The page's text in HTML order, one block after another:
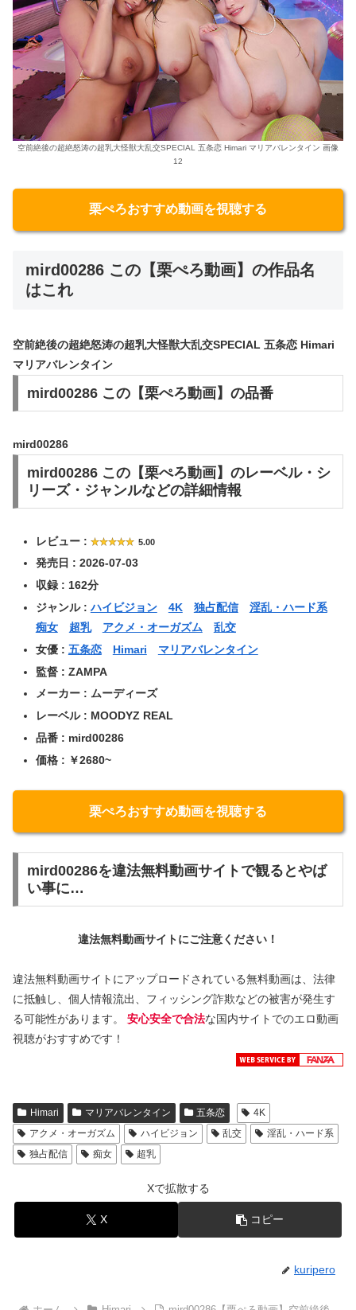
空前絶後の超絶怒涛の超乳大怪獣大乱交SPECIAL 五条恋 Himari マリアバレンタイン 画像
12
栗ぺろおすすめ動画を視聴する
mird00286 この【栗ぺろ動画】の作品名
はこれ
空前絶後の超絶怒涛の超乳大怪獣大乱交SPECIAL 五条恋 Himari
マリアバレンタイン
mird00286 この【栗ぺろ動画】の品番
mird00286
mird00286 この【栗ぺろ動画】のレーベル・シ
リーズ・ジャンルなどの詳細情報
レビュー : 5.00
発売日 : 2026-07-03
収録 : 162分
ジャンル :ハイビジョン 4K 独占配信
淫乱・ハード系
痴女
超乳 アクメ・オーガズム
乱交
女優 : 五条恋 Himari
マリアバレンタイン
監督 : ZAMPA
メーカー : ムーディーズ
レーベル : MOODYZ REAL
品番 : mird00286
価格 : ￥2680~
栗ぺろおすすめ動画を視聴する
mird00286を違法無料動画サイトで観るとやば
い事に…
違法無料動画サイトにご注意ください！
違法無料動画サイトにアップロードされている無料動画は、法律
に抵触し、個人情報流出、フィッシング詐欺などの被害が発生す
る可能性があります。 安心安全で合法な国内サイトでのエロ動画
視聴がおすすめです！
Himari マリアバレンタイン 五条恋
4K
アクメ・オーガズム
ハイビジョン 乱交
淫乱・ハード系
独占配信
痴女 超乳
Xで拡散する
X コピー
kuripero